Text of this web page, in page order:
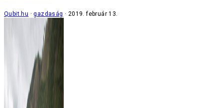
Qubit.hu gazdaság 2019. február 13.